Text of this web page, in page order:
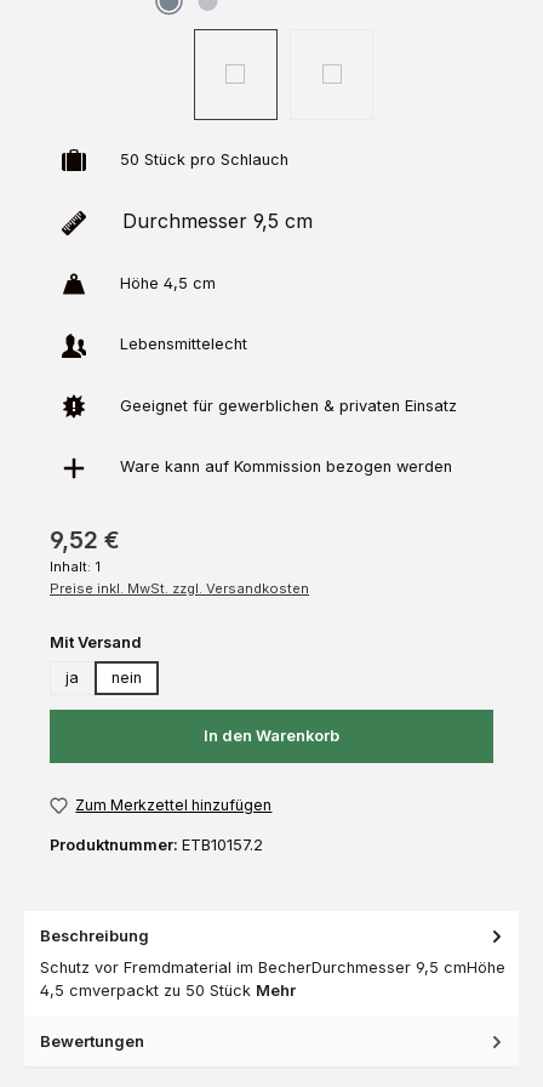
50 Stück pro Schlauch
Durchmesser 9,5 cm
Höhe 4,5 cm
Lebensmittelecht
Geeignet für gewerblichen & privaten Einsatz
Ware kann auf Kommission bezogen werden
9,52 €
Inhalt: 1
Preise inkl. MwSt. zzgl. Versandkosten
Mit Versand
ja
nein
In den Warenkorb
Zum Merkzettel hinzufügen
Produktnummer: ETB10157.2
Beschreibung
Schutz vor Fremdmaterial im BecherDurchmesser 9,5 cmHöhe
4,5 cmverpackt zu 50 Stück Mehr
Bewertungen